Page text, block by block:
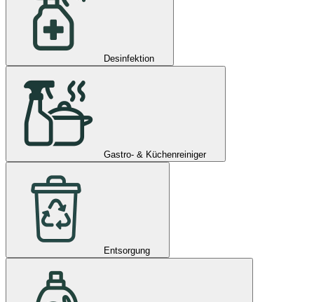
Desinfektion
Gastro- & Küchenreiniger
Entsorgung